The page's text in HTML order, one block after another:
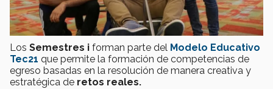
Los Semestres i forman parte del Modelo Educativo
Tec21 que permite la formación de competencias de
egreso basadas en la resolución de manera creativa y
estratégica de retos reales.